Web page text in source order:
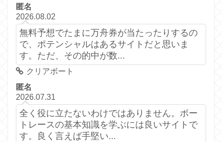
匿名
2026.08.02
無料予想でたまに万舟券が当たったりするの
で、ポテンシャルはあるサイトだと思いま
す。ただ、その的中が数...
クリアボート
匿名
2026.07.31
全く役に立たないわけではありません。ボー
トレースの基本知識を学ぶには良いサイトで
す。良く言えば手堅い...